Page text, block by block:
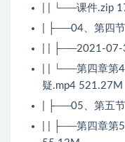
| | └──课件.zip
| ├──04、第四
| | ├──2021-
| | └──第四章第
疑.mp4 521.27M
| ├──05、第五
| | ├──第四章第